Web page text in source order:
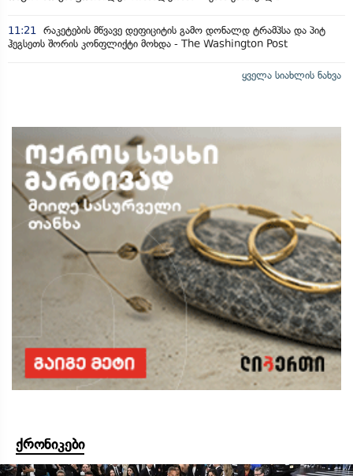
11:21
რაკეტების მწვავე დეფიციტის გამო დონალდ ტრამპსა და პიტ
ჰეგსეთს შორის კონფლიქტი მოხდა - The Washington Post
ყველა სიახლის ნახვა
ქრონიკები